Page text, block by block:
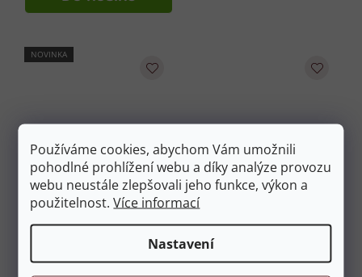
Používáme cookies, abychom Vám umožnili
pohodlné prohlížení webu a díky analýze provozu
webu neustále zlepšovali jeho funkce, výkon a
použitelnost.Více informací
Nastavení
NOVINKA
Ruck Zuck 2v1 Čistič a
balzám na kůži LEOVET 250
ml
Na objednávku
cena:
Neatsfoot Oil 100% Pure
FARNAM 3,78l
Na objednávku
2 249 Kč